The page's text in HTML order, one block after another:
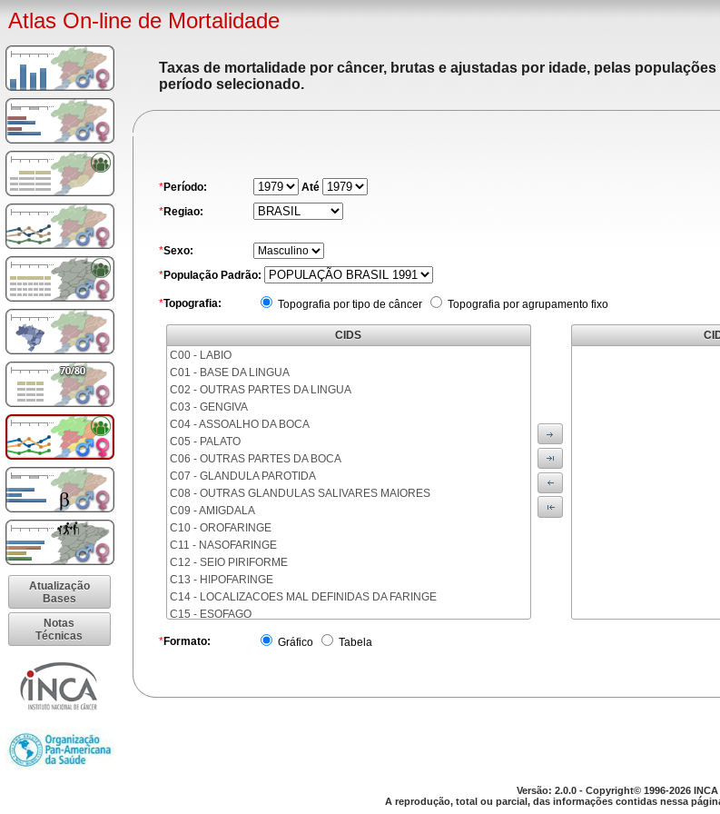
Atlas On-line de Mortalidade
Atualização
Bases
Notas
Técnicas
Taxas de mortalidade por câncer, brutas e ajustadas por idade, pelas
período selecionado.
*Período:
Até
*Regiao:
*Sexo:
*População Padrão:
*Topografia: Topografia por tipo de câncer Topografia por agrupamento fixo
CIDS
C00 - LABIO
C01 - BASE DA LINGUA
C02 - OUTRAS PARTES DA LINGUA
C03 - GENGIVA
C04 - ASSOALHO DA BOCA
C05 - PALATO
C06 - OUTRAS PARTES DA BOCA
C07 - GLANDULA PAROTIDA
C08 - OUTRAS GLANDULAS SALIVARES MAIORES
C09 - AMIGDALA
C10 - OROFARINGE
C11 - NASOFARINGE
C12 - SEIO PIRIFORME
C13 - HIPOFARINGE
C14 - LOCALIZACOES MAL DEFINIDAS DA FARINGE
C15 - ESOFAGO
C17 - INTESTINO DELGADO
C20 - RETO
C26 - LOCALIZACOES MAL DEFINIDAS NO APARELHO DIGESTIVO
*Formato: Gráfico Tabela
Versão: 2.0.0 - Copyright© 1996-2026
A reprodução, total ou parcial, das informações contidas nessa